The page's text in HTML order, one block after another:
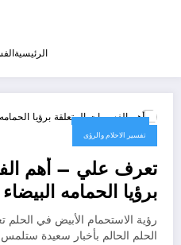
الرئيسية
تفسير الاحلام والرؤى
تعرف علي – أهم
برؤيا الحمامه
بالتفصيل
رؤية الاستحمام الأبيض في الحلم
الحلم الحالم بأخبار سعيدة